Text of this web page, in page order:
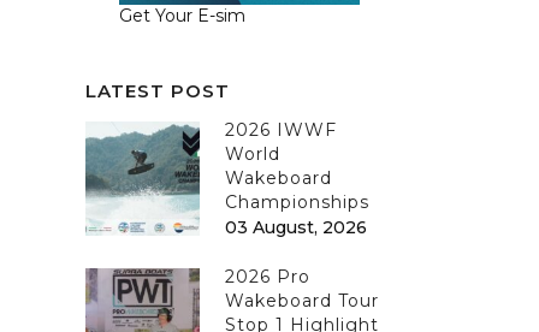
Get Your E-sim
LATEST POST
2026 IWWF
World
Wakeboard
Championships
03 August, 2026
2026 Pro
Wakeboard Tour
Stop 1 Highlight